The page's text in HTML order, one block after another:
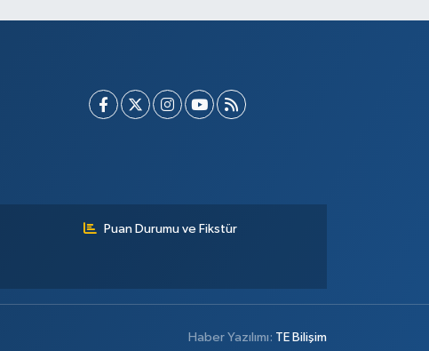
Puan Durumu ve Fikstür
Haber Yazılımı: TE Bilişim